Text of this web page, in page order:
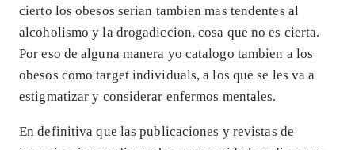
cierto los obesos serian tambien mas tendentes al
alcoholismo y la drogadiccion, cosa que no es cierta.
Por eso de alguna manera yo catalogo tambien a los
obesos como target individuals, a los que se les va a
estigmatizar y considerar enfermos mentales.
En definitiva que las publicaciones y revistas de